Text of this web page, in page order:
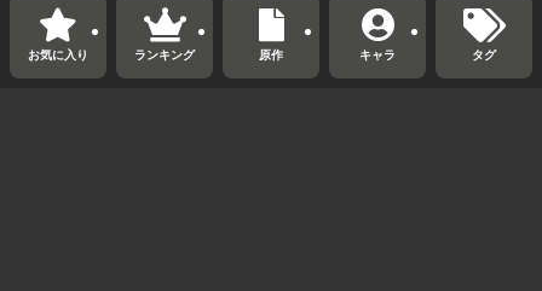
お気に入り ランキング 原作 キャラ タグ